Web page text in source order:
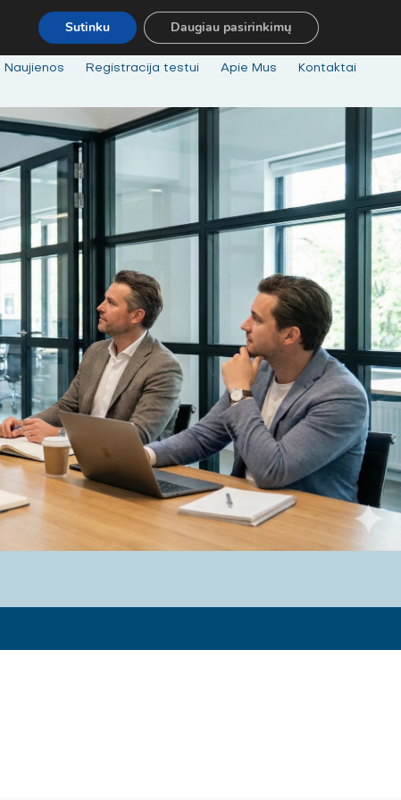
MOKYMAI@BKA.LT NERADAI NORIMŲ MOKYMŲ - SUSISIEK!
Naujienos Registracija testui Apie Mus Kontaktai
Sutinku Daugiau pasirinkimų